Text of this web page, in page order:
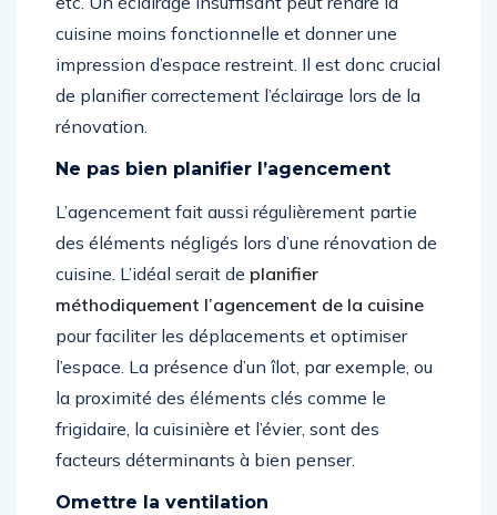
cuisine moins fonctionnelle et donner une
impression d’espace restreint. Il est donc crucial
de planifier correctement l’éclairage lors de la
rénovation.
Ne pas bien planifier l’agencement
L’agencement fait aussi régulièrement partie
des éléments négligés lors d’une rénovation de
cuisine. L’idéal serait de planifier
méthodiquement l’agencement de la cuisine
pour faciliter les déplacements et optimiser
l’espace. La présence d’un îlot, par exemple, ou
la proximité des éléments clés comme le
frigidaire, la cuisinière et l’évier, sont des
facteurs déterminants à bien penser.
Omettre la ventilation